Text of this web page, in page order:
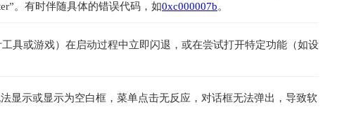
。有时伴随具体的错误代码，如0xc000007b。
具或游戏）在启动过程中立即闪退，或在尝试打开特定功能（如设
显示或显示为空白框，菜单点击无反应，对话框无法弹出，导致软